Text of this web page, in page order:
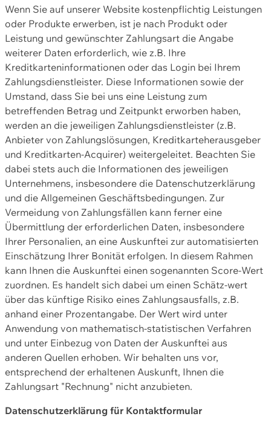
Wenn Sie auf unserer Website kostenpflichtig Leistungen
oder Produkte erwerben, ist je nach Produkt oder
Leistung und gewünschter Zahlungsart die Angabe
weiterer Daten erforderlich, wie z.B. Ihre
Kreditkarteninformationen oder das Login bei Ihrem
Zahlungsdienstleister. Diese Informationen sowie der
Umstand, dass Sie bei uns eine Leistung zum
betreffenden Betrag und Zeitpunkt erworben haben,
werden an die jeweiligen Zahlungsdienstleister (z.B.
Anbieter von Zahlungslösungen, Kreditkarteherausgeber
und Kreditkarten-Acquirer) weitergeleitet. Beachten Sie
dabei stets auch die Informationen des jeweiligen
Unternehmens, insbesondere die Datenschutzerklärung
und die Allgemeinen Geschäftsbedingungen. Zur
Vermeidung von Zahlungsfällen kann ferner eine
Übermittlung der erforderlichen Daten, insbesondere
Ihrer Personalien, an eine Auskunftei zur automatisierten
Einschätzung Ihrer Bonität erfolgen. In diesem Rahmen
kann Ihnen die Auskunftei einen sogenannten Score-Wert
zuordnen. Es handelt sich dabei um einen Schätz-wert
über das künftige Risiko eines Zahlungsausfalls, z.B.
anhand einer Prozentangabe. Der Wert wird unter
Anwendung von mathematisch-statistischen Verfahren
und unter Einbezug von Daten der Auskunftei aus
anderen Quellen erhoben. Wir behalten uns vor,
entsprechend der erhaltenen Auskunft, Ihnen die
Zahlungsart "Rechnung" nicht anzubieten.
Datenschutzerklärung für Kontaktformular